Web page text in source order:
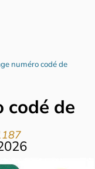
numéro codé de
codé de